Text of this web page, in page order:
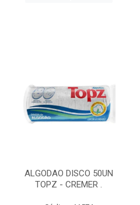
ALGODAO DISCO 50UN
TOPZ - CREMER .